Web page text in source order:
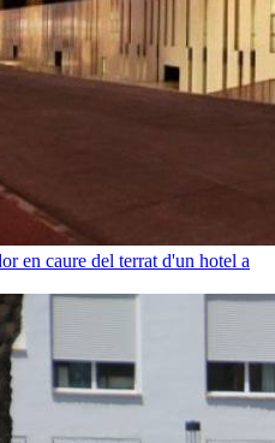
en caure del terrat d'un hotel a